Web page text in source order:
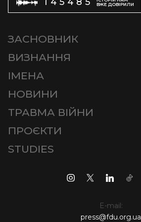
ВЖЕ ДОВІРИЛИ
ЗАСНОВНИК
ВИЗНАННЯ
ІМЕНА
НОВИНИ
ТРАВМА ВІЙНИ
ПРОЄКТИ
STUDIES
E-mail:
press@fdu.org.ua